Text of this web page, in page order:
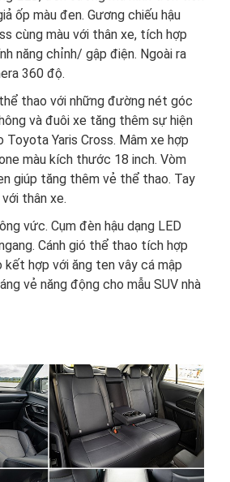
ốp màu đen. Gương chiếu hậu
cùng màu với thân xe, tích hợp
năng chỉnh/ gập điện. Ngoài ra
360 độ.
thao với những đường nét góc
và đuôi xe tăng thêm sự hiện
Yaris Cross. Mâm xe hợp
màu kích thước 18 inch. Vòm
giúp tăng thêm vẻ thể thao. Tay
thân xe.
vức. Cụm đèn hậu dạng LED
Cánh gió thể thao tích hợp
kết hợp với ăng ten vây cá mập
vẻ năng động cho mẫu SUV nhà